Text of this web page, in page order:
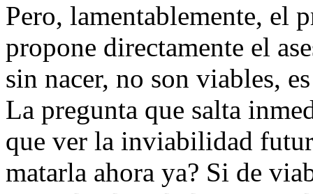
Pero, lamentablemente, el
propone directamente el
sin nacer, no son viables,
La pregunta que salta
que ver la inviabilidad
matarla ahora ya? Si de